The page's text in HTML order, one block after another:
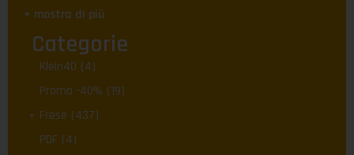
+ mostra di più
Categorie
Klein40 (4)
Promo -40% (19)
Frese (437)
PDF (4)